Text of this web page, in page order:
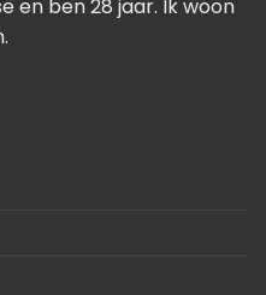
en ben 28 jaar. Ik woon